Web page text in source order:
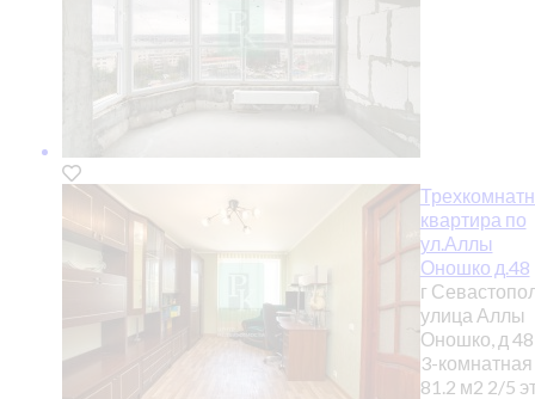
квартира по
ул.Аллы
Оношко д.48
г
улица Аллы
Оношко, д 48
3-комнатная
81.2 м2 2/5